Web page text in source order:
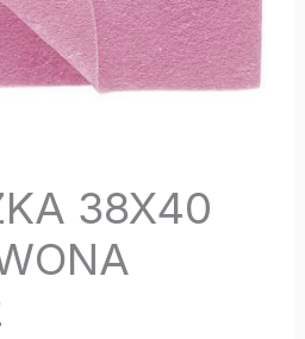
38X40